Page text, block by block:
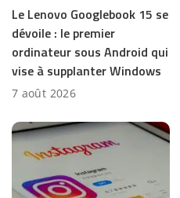
Le Lenovo Googlebook 15 se
dévoile : le premier
ordinateur sous Android qui
vise à supplanter Windows
7 août 2026